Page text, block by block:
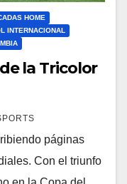
HOME
INTERNACIONAL
la Tricolor
páginas
Con el triunfo